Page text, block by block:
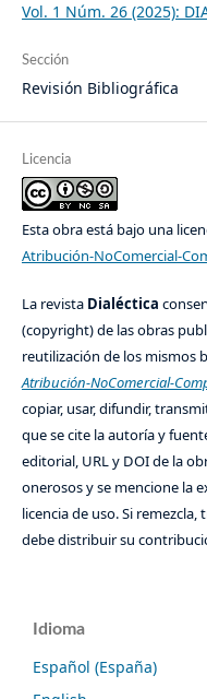
Vol. 1 Núm. 26 (2025):
Sección
Revisión Bibliográfica
Licencia
Esta obra está bajo una
Atribución-NoComercial-
La revista Dialéctica
(copyright) de las obras
reutilización de los mismos
Atribución-NoComercial-
copiar, usar, difundir,
que se cite la autoría y
editorial, URL y DOI de la
onerosos y se mencione la
licencia de uso. Si
debe distribuir su
Idioma
Español (España)